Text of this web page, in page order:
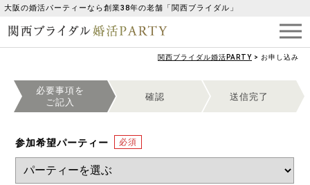
大阪の婚活パーティーなら創業38年の老舗「関西ブライダル」
関西ブライダル婚活PARTY > お申し込み
必要事項を
ご記入
確認 送信完了
参加希望パーティー